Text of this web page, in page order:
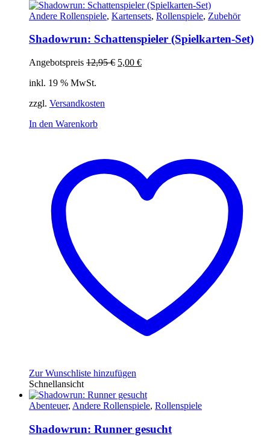
Andere Rollenspiele, Kartensets, Rollenspiele, Zubehör
Shadowrun: Schattenspieler (Spielkarten-Set)
Angebotspreis 12,95€ Ursprünglicher
5,00 €Aktueller
inkl. 19 % MwSt.
zzgl. Versandkosten
In den Warenkorb
Zur Wunschliste hinzufügen
Schnellansicht
Abenteuer, Andere Rollenspiele, Rollenspiele
Shadowrun: Runner gesucht